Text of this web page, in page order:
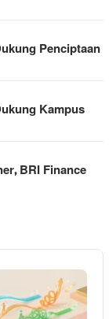
Penciptaan
Kampus
BRI Finance